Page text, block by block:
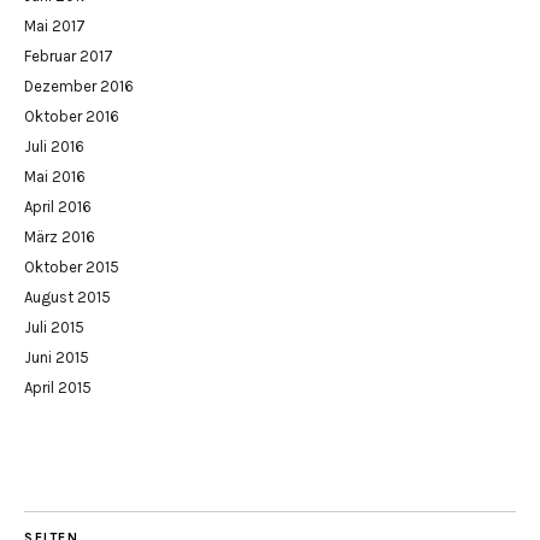
Mai 2017
Februar 2017
Dezember 2016
Oktober 2016
Juli 2016
Mai 2016
April 2016
März 2016
Oktober 2015
August 2015
Juli 2015
Juni 2015
April 2015